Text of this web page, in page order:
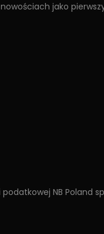
jako
NB Poland